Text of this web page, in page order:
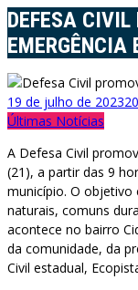
DEFESA CIVIL
EMERGÊNCIA
19 de julho de 2023
Últimas Notícias
A Defesa Civil
(21), a partir das 9
município. O objetivo
naturais, comuns
acontece no bairro
da comunidade, da
Civil estadual,